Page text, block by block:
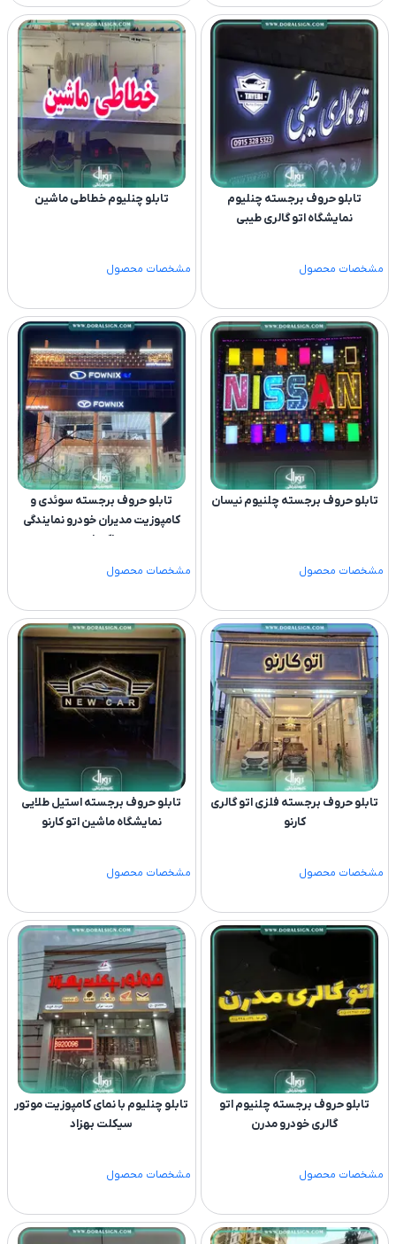
تابلو حروف برجسته چنلیوم
نمایشگاه اتو گالری طیبی
مشخصات محصول
تابلو چنلیوم خطاطی ماشین
مشخصات محصول
تابلو حروف برجسته چلنیوم نیسان
مشخصات محصول
تابلو حروف برجسته سوئدی و
کامپوزیت مدیران خودرو نمایندگی
پاکروان
مشخصات محصول
تابلو حروف برجسته فلزی اتو گالری
کارنو
مشخصات محصول
تابلو حروف برجسته استیل طلایی
نمایشگاه ماشین اتو کارنو
مشخصات محصول
تابلو حروف برجسته چلنیوم اتو
گالری خودرو مدرن
مشخصات محصول
تابلو چنلیوم با نمای کامپوزیت موتور
سیکلت بهزاد
مشخصات محصول